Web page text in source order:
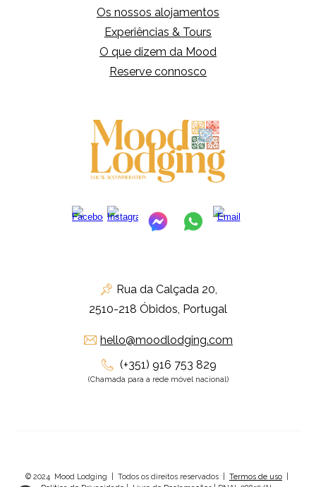
Os nossos alojamentos
Experiências & Tours
O que dizem da Mood
Reserve connosco
📌 Rua da Calçada 20,
2510-218 Óbidos, Portugal
✉ hello@moodlodging.com
📞 (+351) 916 753 829
(Chamada para a rede móvel nacional)
© 2024 Mood Lodging | Todos os direitos reservados | Termos de uso